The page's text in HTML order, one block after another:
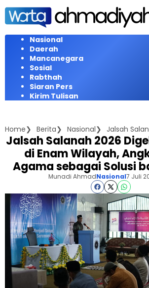
Langsung
konten
Nasional
Daerah
Mancanegara
Sosial
Rabthah
Siaran Pers
Kirim Tulisan
Home Berita Nasional
Jalsah Salanah 2026
di Enam Wilayah,
Agama sebagai Solusi
Munadi AhmadNasional7 Juli